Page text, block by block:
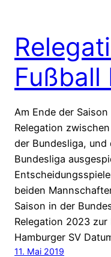
Fußball
Am Ende der
Relegation
der Bundesliga,
Bundesliga
beiden
Saison in der
Relegation 2023
Hamburger SV
11. Mai 2019